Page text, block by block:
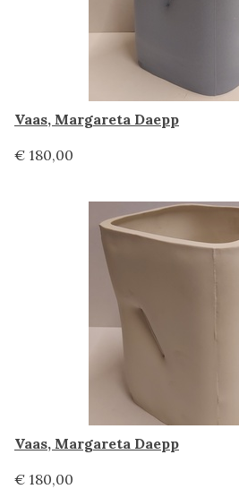
Vaas, Margareta Daepp
€ 180,00
Vaas, Margareta Daepp
€ 180,00